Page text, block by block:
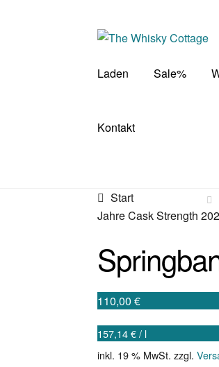
Zur
springen
Zum
springen
Laden Sale%
Kontakt
Start
Jahre Cask Strength
110,00€
157,14€/ l
inkl. 19 % MwSt. zzgl.